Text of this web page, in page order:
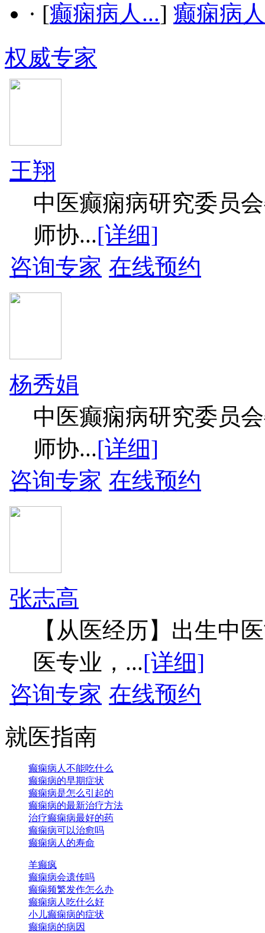
· [癫痫病人...] 癫痫病
权威专家
王翔
中医癫痫病研究委员
师协...[详细]
咨询专家 在线预约
杨秀娟
中医癫痫病研究委员
师协...[详细]
咨询专家 在线预约
张志高
【从医经历】出生中
医专业，...[详细]
咨询专家 在线预约
就医指南
癫痫病人不能吃什么
癫痫病的早期症状
癫痫病是怎么引起的
癫痫病的最新治疗方法
治疗癫痫病最好的药
癫痫病可以治愈吗
癫痫病人的寿命
羊癫疯
癫痫病会遗传吗
癫痫频繁发作怎么办
癫痫病人吃什么好
小儿癫痫病的症状
癫痫病的病因